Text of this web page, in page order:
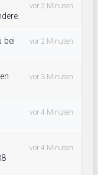
vor 2 Minuten
bei
vor 2 Minuten
vor 3 Minuten
vor 4 Minuten
vor 4 Minuten